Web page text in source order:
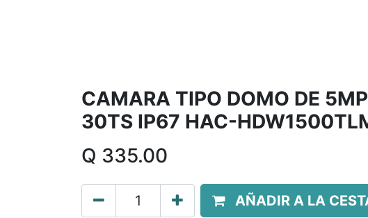
CAMARA TIPO DOMO DE
30TS IP67 HAC-
Q 335.00
AÑADIR A LA